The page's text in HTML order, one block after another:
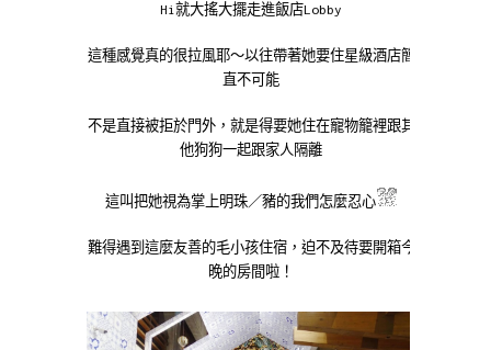
Hi就大搖大擺走進飯店Lobby
這種感覺真的很拉風耶～以往帶著她要住星級酒店簡
直不可能
不是直接被拒於門外，就是得要她住在寵物籠裡跟其
他狗狗一起跟家人隔離
這叫把她視為掌上明珠／豬的我們怎麼忍心
難得遇到這麼友善的毛小孩住宿，迫不及待要開箱今
晚的房間啦！